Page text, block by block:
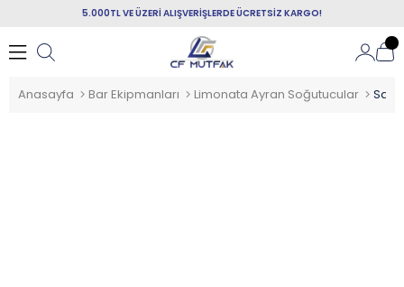
5.000TL VE ÜZERİ ALIŞVERİŞLERDE ÜCRETSİZ KARGO!
Anasayfa Bar Ekipmanları Limonata Ayran Soğutucular